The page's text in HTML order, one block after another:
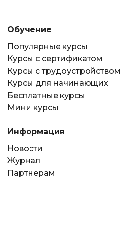
Обучение
Популярные курсы
Курсы с сертификатом
Курсы с трудоустройством
Курсы для начинающих
Бесплатные курсы
Мини курсы
Информация
Новости
Журнал
Партнерам